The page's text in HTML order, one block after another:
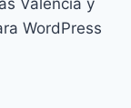
Valencia y
WordPress